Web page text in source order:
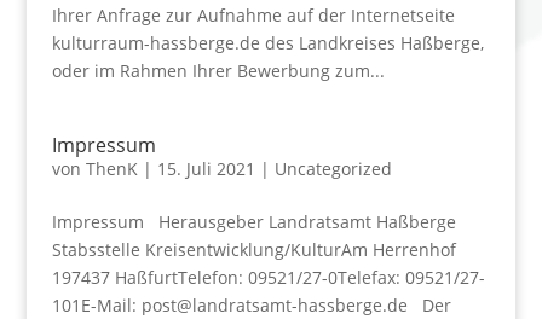
Ihrer Anfrage zur Aufnahme auf der Internetseite
kulturraum-hassberge.de des Landkreises Haßberge,
oder im Rahmen Ihrer Bewerbung zum...
Impressum
von ThenK| 15. Juli 2021 | Uncategorized
Impressum Herausgeber Landratsamt Haßberge
Stabsstelle Kreisentwicklung/KulturAm Herrenhof
197437 HaßfurtTelefon: 09521/27-0Telefax: 09521/27-
101E-Mail: post@landratsamt-hassberge.de Der